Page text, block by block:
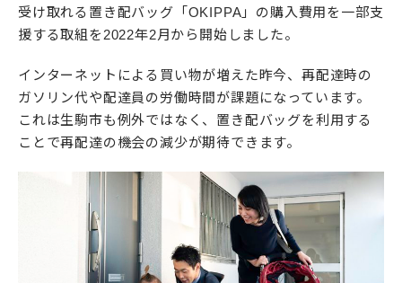
受け取れる置き配バッグ「OKIPPA」の購入費用を一部支
援する取組を2022年2月から開始しました。
インターネットによる買い物が増えた昨今、再配達時の
ガソリン代や配達員の労働時間が課題になっています。
これは生駒市も例外ではなく、置き配バッグを利用する
ことで再配達の機会の減少が期待できます。